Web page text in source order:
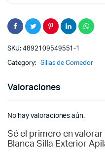
SKU: 4892109549551-1
Category: Sillas de Comedor
Valoraciones
No hay valoraciones aún.
Sé el primero en
Blanca Silla Exterior